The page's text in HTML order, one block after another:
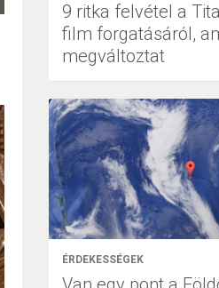
9 ritka felvétel a
film forgatásáról,
megváltoztat
ÉRDEKESSÉGEK